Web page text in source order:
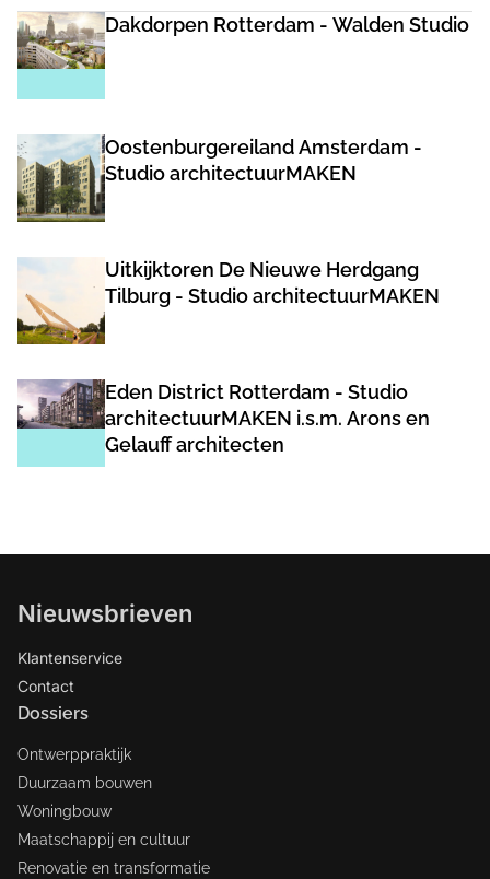
Dakdorpen Rotterdam - Walden Studio
Oostenburgereiland Amsterdam -
Studio architectuurMAKEN
Uitkijktoren De Nieuwe Herdgang
Tilburg - Studio architectuurMAKEN
Eden District Rotterdam - Studio
architectuurMAKEN i.s.m. Arons en
Gelauff architecten
Nieuwsbrieven
Klantenservice
Contact
Dossiers
Ontwerppraktijk
Duurzaam bouwen
Woningbouw
Maatschappij en cultuur
Renovatie en transformatie